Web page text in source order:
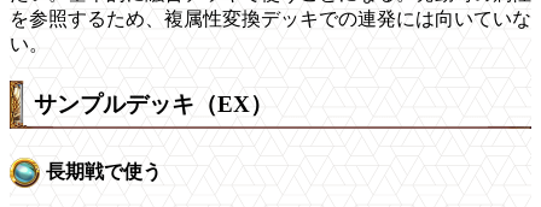
を参照するため、複属性変換デッキでの連発には向いていな
い。
サンプルデッキ（EX）
長期戦で使う